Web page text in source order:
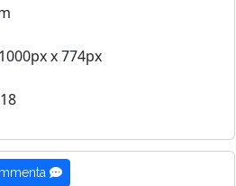
x 774px